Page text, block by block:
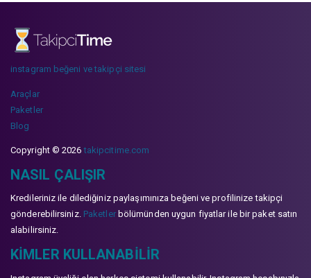
instagram beğeni ve takipçi sitesi
Araçlar
Paketler
Blog
Copyright © 2026takipcitime.com
NASIL ÇALIŞIR
Kredileriniz ile dilediğiniz paylaşımınıza beğeni ve profilinize takipçi
gönderebilirsiniz. Paketlerbölümünden uygun fiyatlar ile bir paket satın
alabilirsiniz.
KIMLER KULLANABILIR